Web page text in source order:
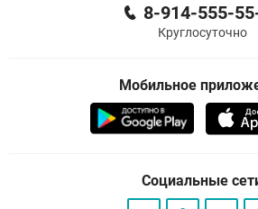
8-914-555-
Круглосуточно
Мобильное
Социальные